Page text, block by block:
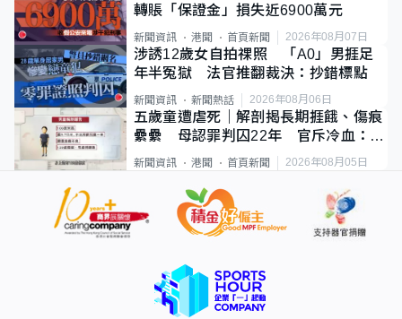
轉賬「保證金」損失近6900萬元
新聞資訊 港聞 首頁新聞 2026年08月07日
涉誘12歲女自拍祼照 「A0」男捱足
年半冤獄 法官推翻裁決：抄錯標點
新聞資訊 新聞熱話 2026年08月06日
五歲童遭虐死｜解剖揭長期捱餓、傷痕
纍纍 母認罪判囚22年 官斥冷血：同
類案最惡劣
新聞資訊 港聞 首頁新聞 2026年08月05日